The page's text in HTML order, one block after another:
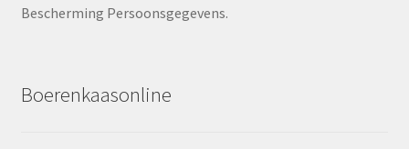
Bescherming Persoonsgegevens.
Boerenkaasonline